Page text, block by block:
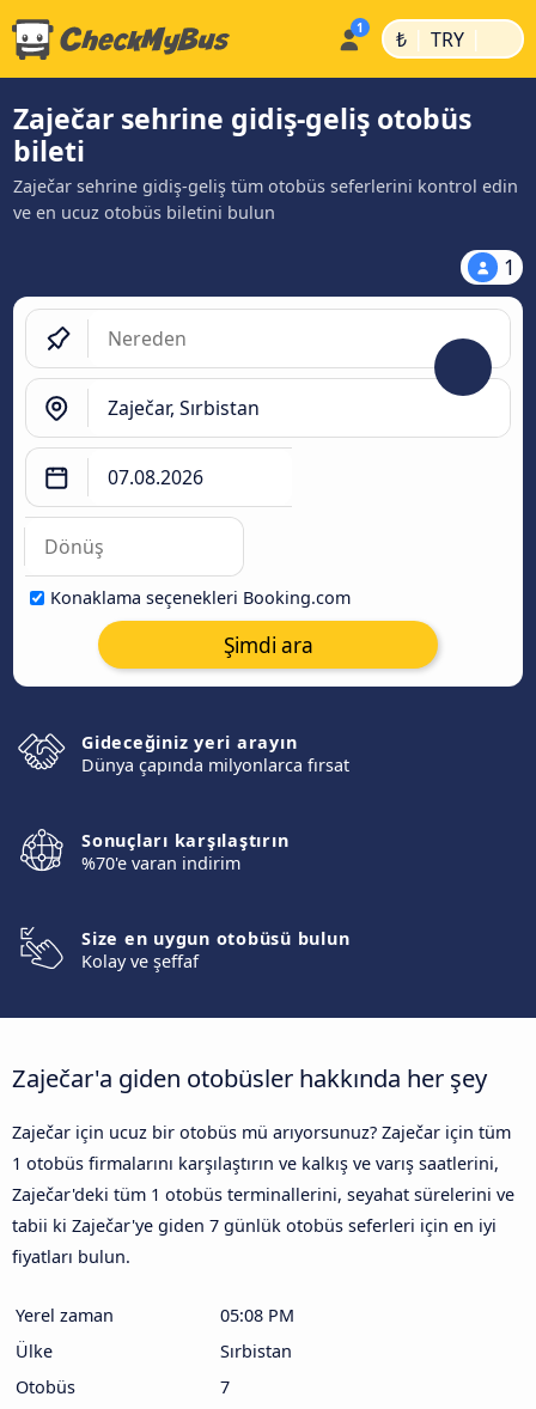
₺ | TRY |
Zaječar sehrine gidiş-geliş otobüs
bileti
Zaječar sehrine gidiş-geliş tüm otobüs seferlerini kontrol edin
ve en ucuz otobüs biletini bulun
1
Konaklama seçenekleri Booking.com
Şimdi ara
Gideceğiniz yeri arayın
Dünya çapında milyonlarca fırsat
Sonuçları karşılaştırın
%70'e varan indirim
Size en uygun otobüsü bulun
Kolay ve şeffaf
Zaječar'a giden otobüsler hakkında her şey
Zaječar için ucuz bir otobüs mü arıyorsunuz? Zaječar için tüm
1 otobüs firmalarını karşılaştırın ve kalkış ve varış saatlerini,
Zaječar'deki tüm 1 otobüs terminallerini, seyahat sürelerini ve
tabii ki Zaječar'ye giden 7 günlük otobüs seferleri için en iyi
fiyatları bulun.
Yerel zaman
05:08 PM
Ülke
Sırbistan
Otobüs
7